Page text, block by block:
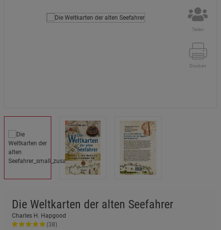
Teilen
Drucken
Die Weltkarten der alten Seefahrer
Charles H. Hapgood
(38)